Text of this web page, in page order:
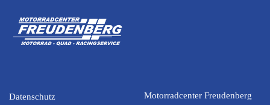
Datenschutz
Motorradcenter Freudenberg